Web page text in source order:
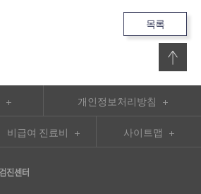
목록
개인정보처리방침
비급여 진료비 사이트맵